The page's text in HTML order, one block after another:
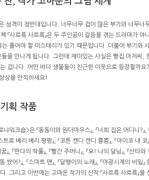
은 성격이 정반대입니다. 너무너무 겁이 많은 부기와 너무너
『사르륵 사르륵』은 두 주인공이 갈등을 겪는 드라마가 아
풀어야 할 미스테리가 있기 때문입니다. 더불어 부기와
을 만나게 됩니다. 그런데 재미있는 사실은 빵집 아저씨,
겁니다. 어떤 바다 생물들이 친근한 이웃으로 등장할까요
상을 만끽하세요!
획 작품
크숍>은 『동동이와 원더마우스』, 『너희 집은 어디니?』, 『
트로 베리 베리 팡팡』, 『코튼 캔디 캔디 뿅뿅』, 『아이코 내 코
』, 『판다의 딱풀』, 『빨간 주머니』, 『오! 나의 달님』, 『산타와
똥 쌌어?』, 『스마트 맨』, 『달팽이의 노래』, 『야광시계의 비
. 그리고 이번에는 고마운 작가의 신작 『사르륵 사르륵』